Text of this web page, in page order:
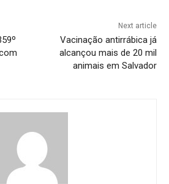
Next article
Vacinação antirrábica já
alcançou mais de 20 mil
animais em Salvador